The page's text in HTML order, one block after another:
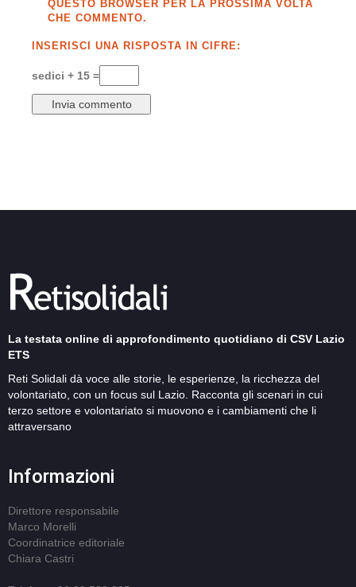
QUESTO BROWSER PER LA PROSSIMA VOLTA
CHE COMMENTO.
INSERISCI UNA RISPOSTA IN CIFRE:
sedici + 15 =
La testata online di approfondimento quotidiano di CSV Lazio
ETS
Reti Solidali dà voce alle storie, le esperienze, la ricchezza del
volontariato, con un focus sul Lazio. Racconta gli scenari in cui
terzo settore e volontariato si muovono e i cambiamenti che li
attraversano
Informazioni
Direttore responsabile
Marco Morelli
Coordinatrice editoriale
Chiara Castri